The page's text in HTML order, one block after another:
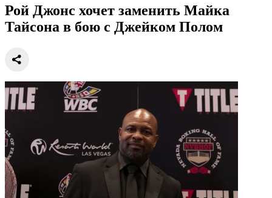
Рой Джонс хочет заменить Майка
Тайсона в бою с Джейком Полом